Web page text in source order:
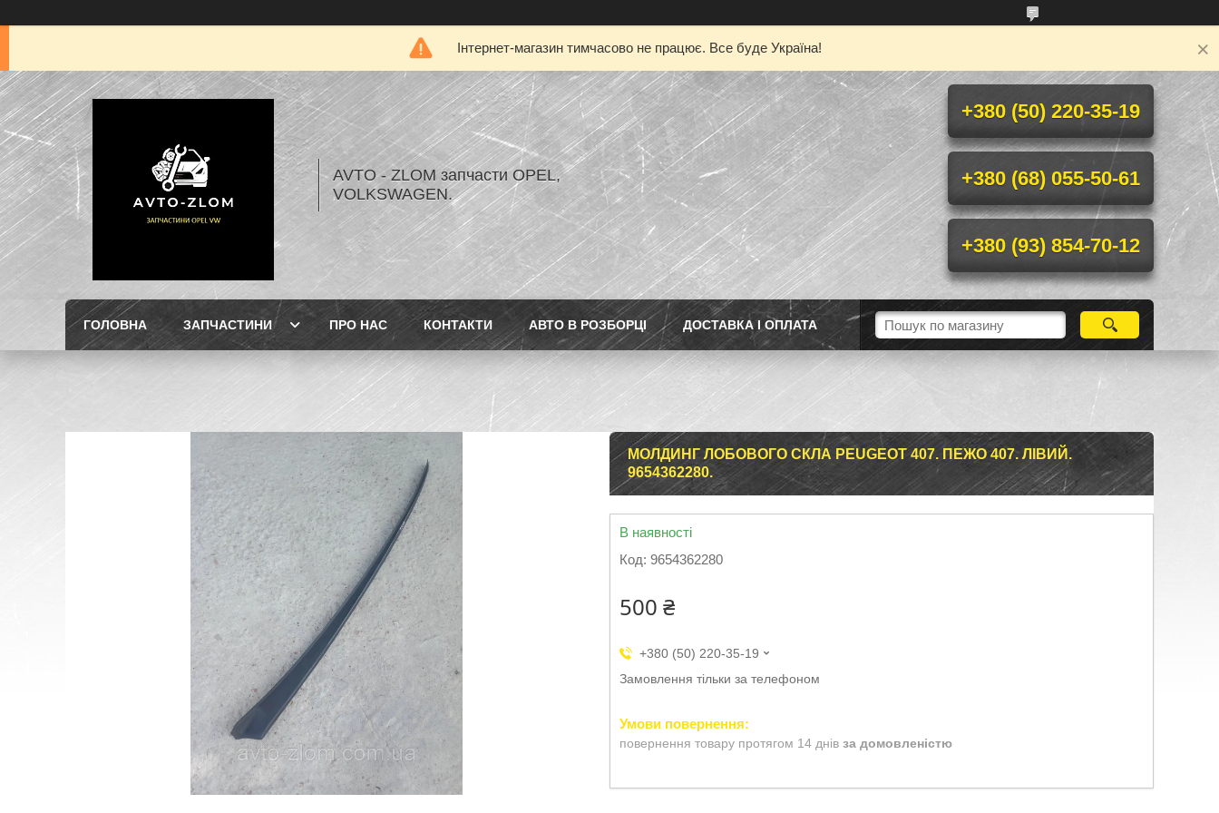
Інтернет-магазин тимчасово не працює. Все буде Україна!
AVTO - ZLOM запчасти OPEL,
VOLKSWAGEN.
+380 (50) 220-35-19
+380 (68) 055-50-61
+380 (93) 854-70-12
ГОЛОВНА ЗАПЧАСТИНИ ПРО НАС КОНТАКТИ АВТО В РОЗБОРЦІ ДОСТАВКА І ОПЛАТА
МОЛДИНГ ЛОБОВОГО СКЛА PEUGEOT 407. ПЕЖО 407. ЛІВИЙ.
9654362280.
В наявності
Код: 9654362280
500 ₴
+380 (50) 220-35-19
Замовлення тільки за телефоном
повернення товару протягом 14 днів за домовленістю